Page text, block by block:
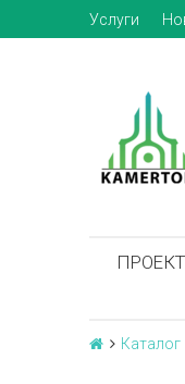
Услуги
Каталог